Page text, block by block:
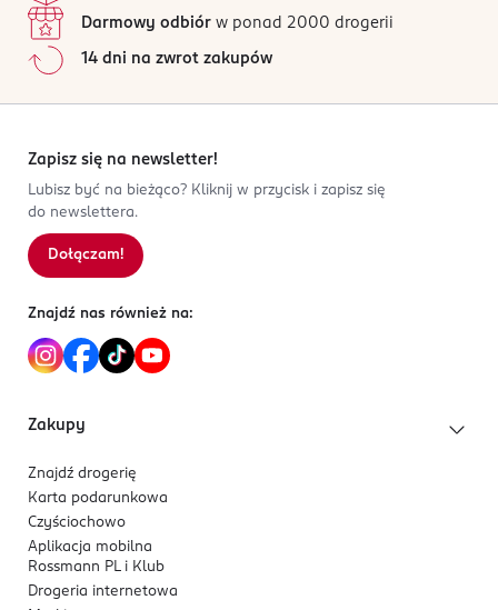
Darmowy odbiór w ponad 2000 drogerii
14 dni na zwrot zakupów
Zapisz się na newsletter!
Lubisz być na bieżąco? Kliknij w przycisk i zapisz się
do newslettera.
Dołączam!
Znajdź nas również na:
Zakupy
Znajdź drogerię
Karta podarunkowa
Czyściochowo
Aplikacja mobilna
Rossmann PL i Klub
Drogeria internetowa